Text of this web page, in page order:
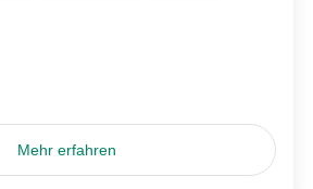
Mehr erfahren